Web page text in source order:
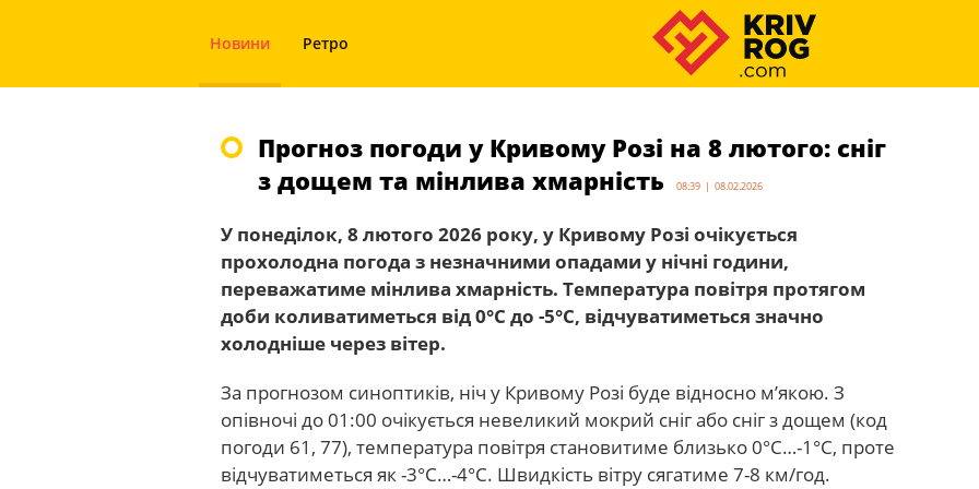
Новини Ретро
Прогноз погоди у Кривому Розі на 8 лютого: сніг
з дощем та мінлива хмарність
08:39 | 08.02.2026
У понеділок, 8 лютого 2026 року, у Кривому Розі очікується
прохолодна погода з незначними опадами у нічні години,
переважатиме мінлива хмарність. Температура повітря протягом
доби коливатиметься від 0°С до -5°С, відчуватиметься значно
холодніше через вітер.
За прогнозом синоптиків, ніч у Кривому Розі буде відносно м’якою. З
опівночі до 01:00 очікується невеликий мокрий сніг або сніг з дощем (код
погоди 61, 77), температура повітря становитиме близько 0°С…-1°С, проте
відчуватиметься як -3°С…-4°С. Швидкість вітру сягатиме 7-8 км/год.